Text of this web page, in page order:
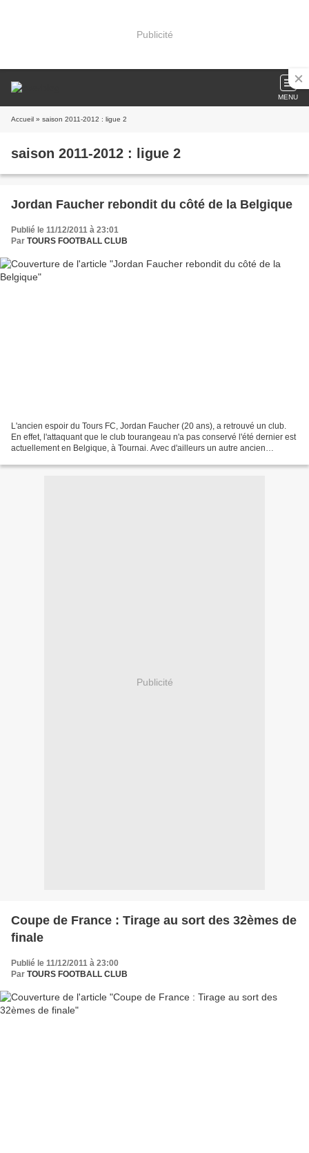
Publicité
MENU
Accueil » saison 2011-2012 : ligue 2
saison 2011-2012 : ligue 2
Jordan Faucher rebondit du côté de la Belgique
Publié le 11/12/2011 à 23:01
Par TOURS FOOTBALL CLUB
L'ancien espoir du Tours FC, Jordan Faucher (20 ans), a retrouvé un club.
En effet, l'attaquant que le club tourangeau n'a pas conservé l'été dernier est
actuellement en Belgique, à Tournai. Avec d'ailleurs un autre ancien
Publicité
Coupe de France : Tirage au sort des 32èmes de
finale
Publié le 11/12/2011 à 23:00
Par TOURS FOOTBALL CLUB